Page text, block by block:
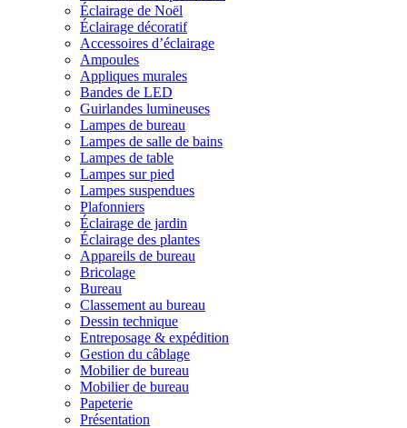
Éclairage de Noël
Éclairage décoratif
Accessoires d’éclairage
Ampoules
Appliques murales
Bandes de LED
Guirlandes lumineuses
Lampes de bureau
Lampes de salle de bains
Lampes de table
Lampes sur pied
Lampes suspendues
Plafonniers
Éclairage de jardin
Éclairage des plantes
Appareils de bureau
Bricolage
Bureau
Classement au bureau
Dessin technique
Entreposage & expédition
Gestion du câblage
Mobilier de bureau
Mobilier de bureau
Papeterie
Présentation